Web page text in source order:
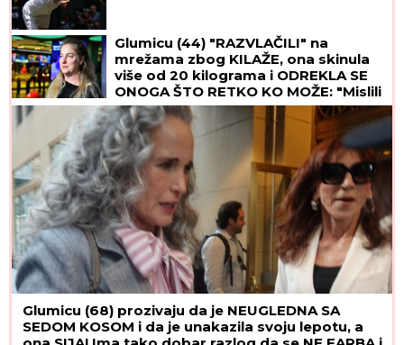
Glumicu (44) "RAZVLAČILI" na
mrežama zbog KILAŽE, ona skinula
više od 20 kilograma i ODREKLA SE
ONOGA ŠTO RETKO KO MOŽE: "Mislili
su da sam bolesna"
Glumicu (68) prozivaju da je NEUGLEDNA SA
SEDOM KOSOM i da je unakazila svoju lepotu, a